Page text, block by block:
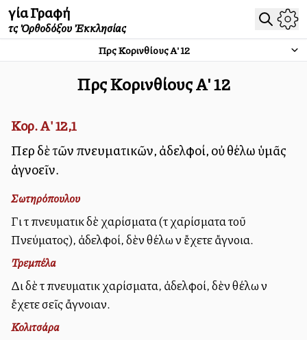
Ἁγία Γραφή
τῆς Ὀρθοδόξου Ἐκκλησίας
Πρὸς Κορινθίους Α'12
Πρὸς Κορινθίους Α'12
Κορ. Α' 12,1
Περὶ δὲ τῶν πνευματικῶν, ἀδελφοί, οὐ θέλω ὑμᾶς
ἀγνοεῖν.
Σωτηρόπουλου
Γιὰ τὰ πνευματικὰ δὲ χαρίσματα (τὰ χαρίσματα τοῦ
Πνεύματος), ἀδελφοί, δὲν θέλω νὰ ἔχετε ἄγνοια.
Τρεμπέλα
Διὰ δὲ τὰ πνευματικὰ χαρίσματα, ἀδελφοί, δὲν θέλω νὰ
ἔχετε σεῖς ἄγνοιαν.
Κολιτσάρα